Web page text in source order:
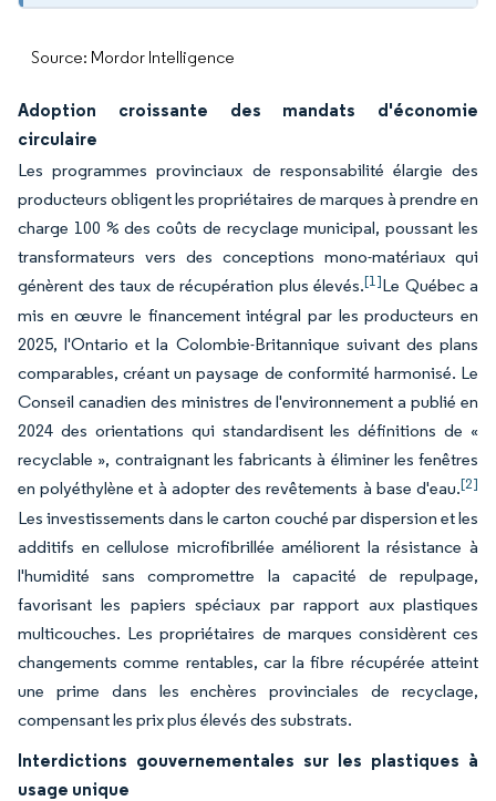
Source: Mordor Intelligence
Adoption croissante des mandats d'économie
circulaire
Les programmes provinciaux de responsabilité élargie des
producteurs obligent les propriétaires de marques à prendre en
charge 100 % des coûts de recyclage municipal, poussant les
transformateurs vers des conceptions mono-matériaux qui
génèrent des taux de récupération plus élevés.[1]Le Québec a
mis en œuvre le financement intégral par les producteurs en
2025, l'Ontario et la Colombie-Britannique suivant des plans
comparables, créant un paysage de conformité harmonisé. Le
Conseil canadien des ministres de l'environnement a publié en
2024 des orientations qui standardisent les définitions de «
recyclable », contraignant les fabricants à éliminer les fenêtres
en polyéthylène et à adopter des revêtements à base d'eau.[2]
Les investissements dans le carton couché par dispersion et les
additifs en cellulose microfibrillée améliorent la résistance à
l'humidité sans compromettre la capacité de repulpage,
favorisant les papiers spéciaux par rapport aux plastiques
multicouches. Les propriétaires de marques considèrent ces
changements comme rentables, car la fibre récupérée atteint
une prime dans les enchères provinciales de recyclage,
compensant les prix plus élevés des substrats.
Interdictions gouvernementales sur les plastiques à
usage unique